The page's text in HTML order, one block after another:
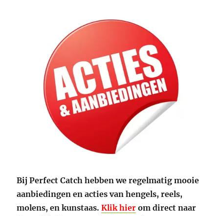
Bij Perfect Catch hebben we regelmatig mooie
aanbiedingen en acties van hengels, reels,
molens, en kunstaas.Klik hier om direct naar